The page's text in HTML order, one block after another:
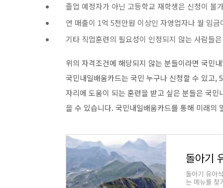
졸업 예정자가 아닌 고등학교 재학생은 신청이 불
연 매출이 1억 5천만원 이상인 자영업자나 월 임
기타 직업훈련의 필요성이 인정되지 않는 사람들
위의 자격조건에 해당되지 않는 분들이라면 국민
국민내일배움카드는 국민 누구나 신청할 수 있고,
자리에 도움이 되는 훈련을 받고 싶은 분들은 국
을 수 있습니다. 국민내일배움카드를 통해 미래의
돌아기
돌아기 유아
는 메뉴를 찾